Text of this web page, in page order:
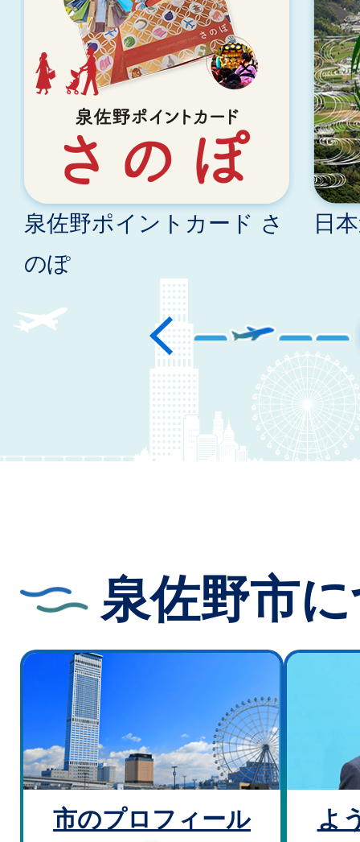
の
イ
ド
泉佐野ポイントカード さ
のぽ
目
の
ス
ラ
イ
ド
日
泉佐野市
市のプロフィール よ